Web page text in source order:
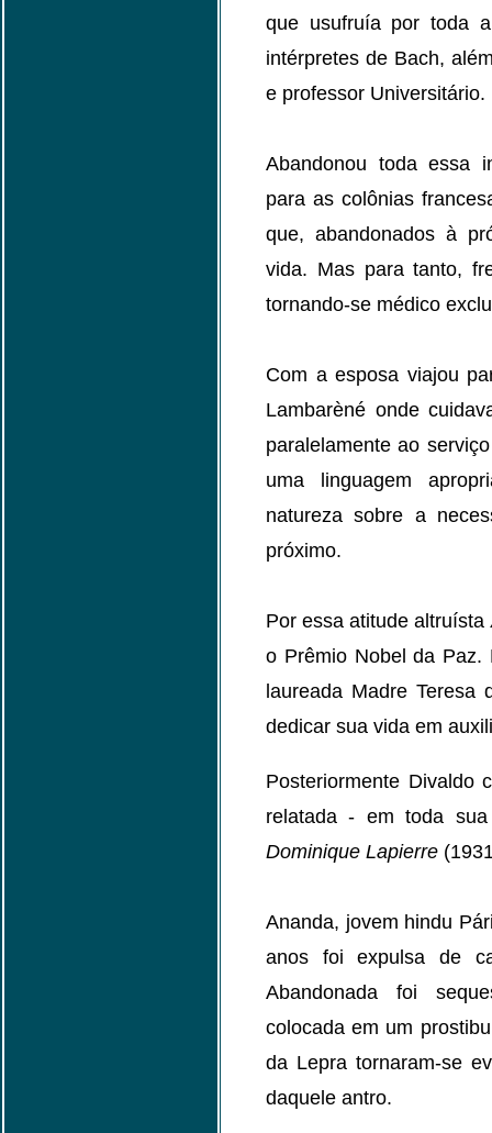
que usufruía por toda
intérpretes de Bach,
e professor Universitário.
Abandonou toda essa
para as colônias
que, abandonados à
vida. Mas para tanto,
tornando-se médico
Com a esposa viajou
Lambarèné onde
paralelamente ao
uma linguagem
natureza sobre a
próximo.
Por essa atitude altruísta
o Prêmio Nobel da Paz.
laureada Madre
dedicar sua vida em
Posteriormente Divaldo
relatada - em toda
Dominique Lapierre
Ananda, jovem hindu
anos foi expulsa de
Abandonada foi
colocada em um
da Lepra tornaram-se
daquele antro.